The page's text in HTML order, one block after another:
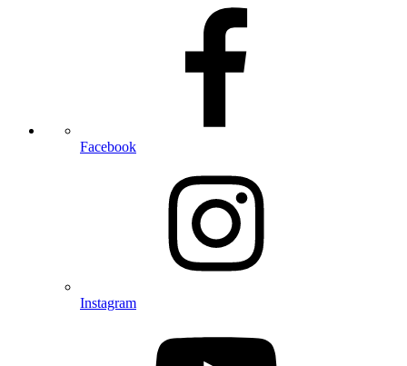
Facebook
Instagram